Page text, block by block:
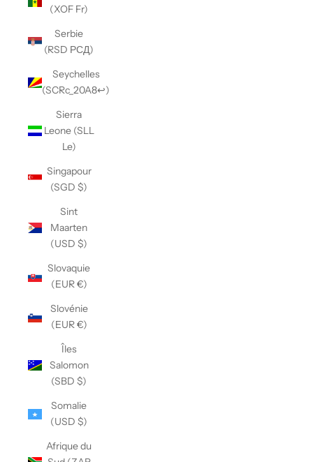
(XOF Fr)
Serbie
(RSD РСД)
Seychelles
(SCRc_20A8↩)
Sierra
Leone (SLL
Le)
Singapour
(SGD $)
Sint
Maarten
(USD $)
Slovaquie
(EUR €)
Slovénie
(EUR €)
Îles
Salomon
(SBD $)
Somalie
(USD $)
Afrique du